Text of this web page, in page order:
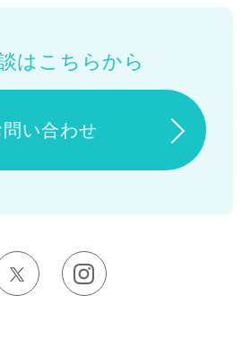
問い合わせ